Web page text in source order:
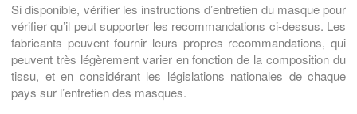
Si disponible, vérifier les instructions d’entretien du masque pour
vérifier qu’il peut supporter les recommandations ci-dessus. Les
fabricants peuvent fournir leurs propres recommandations, qui
peuvent très légèrement varier en fonction de la composition du
tissu, et en considérant les législations nationales de chaque
pays sur l’entretien des masques.